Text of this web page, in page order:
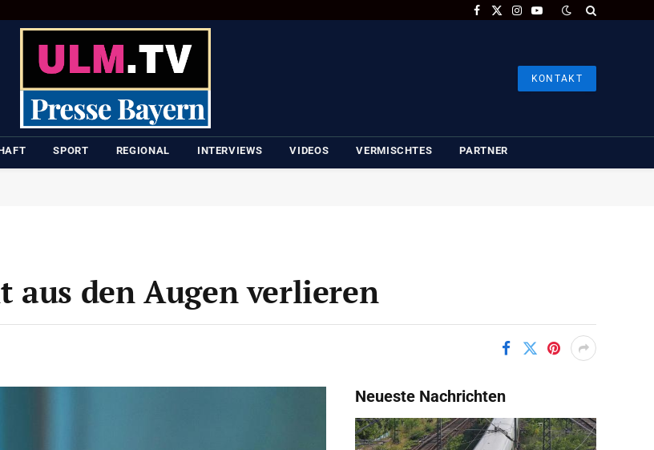
Facebook
X
Instagram
YouTube
KONTAKT
SPORT REGIONAL INTERVIEWS VIDEOS VERMISCHTES PARTNER
aus den Augen verlieren
Neueste Nachrichten